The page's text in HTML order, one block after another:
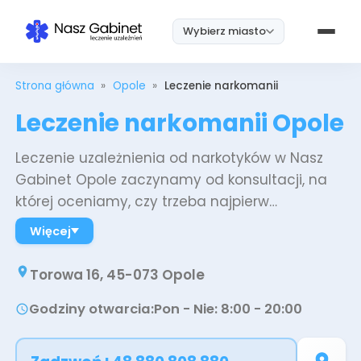
Wybierz miasto
Strona główna » Opole » Leczenie narkomanii
Leczenie narkomanii Opole
Leczenie uzależnienia od narkotyków w Nasz
Gabinet Opole zaczynamy od konsultacji, na
której oceniamy, czy trzeba najpierw
ustabilizować stan zdrowia, czy można od razu
przejść do terapii. Dalej prowadzimy diagnozę,
farmakoterapię wspierającą, psychoterapię
indywidualną i grupową oraz konsultacje
psychiatryczne, a przez cały czas pracujemy z
Plan jest rozłożony na miesiące, bo o wyniku
Więcej
Torowa 16, 45-073 Opole
Godziny otwarcia:Pon - Nie: 8:00 - 20:00